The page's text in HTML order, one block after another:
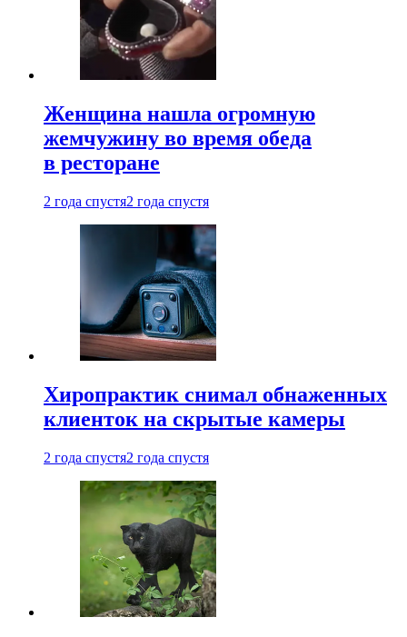
Женщина нашла огромную
жемчужину во время обеда
в ресторане
2 года спустя2 года спустя
Хиропрактик снимал обнаженных
клиенток на скрытые камеры
2 года спустя2 года спустя